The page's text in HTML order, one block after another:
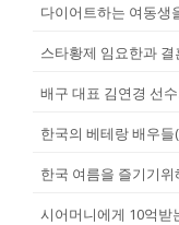
다이어트하는 여동생
스타황제 임요한과